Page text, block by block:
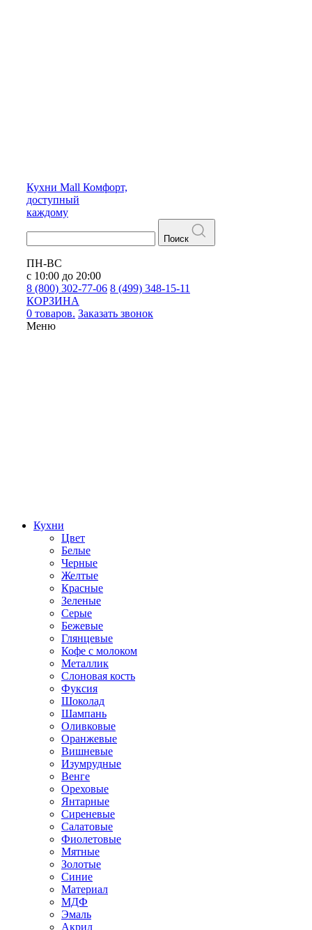
Кухни Mall Комфорт,
доступный
каждому
Поиск
ПН-ВС
с 10:00 до 20:00
8 (800) 302-77-06 8 (499) 348-15-11
КОРЗИНА
0 товаров. Заказать звонок
Меню
Кухни
Цвет
Белые
Черные
Желтые
Красные
Зеленые
Серые
Бежевые
Глянцевые
Кофе с молоком
Металлик
Слоновая кость
Фуксия
Шоколад
Шампань
Оливковые
Оранжевые
Вишневые
Изумрудные
Венге
Ореховые
Янтарные
Сиреневые
Салатовые
Фиолетовые
Мятные
Золотые
Синие
Материал
МДФ
Эмаль
Акрил